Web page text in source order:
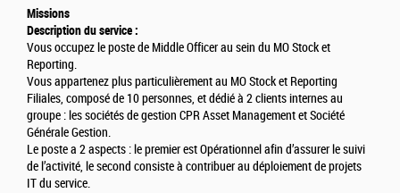
Missions
Description du service :
Vous occupez le poste de Middle Officer au sein du MO Stock et
Reporting.
Vous appartenez plus particulièrement au MO Stock et Reporting
Filiales, composé de 10 personnes, et dédié à 2 clients internes au
groupe : les sociétés de gestion CPR Asset Management et Société
Générale Gestion.
Le poste a 2 aspects : le premier est Opérationnel afin d’assurer le suivi
de l’activité, le second consiste à contribuer au déploiement de projets
IT du service.